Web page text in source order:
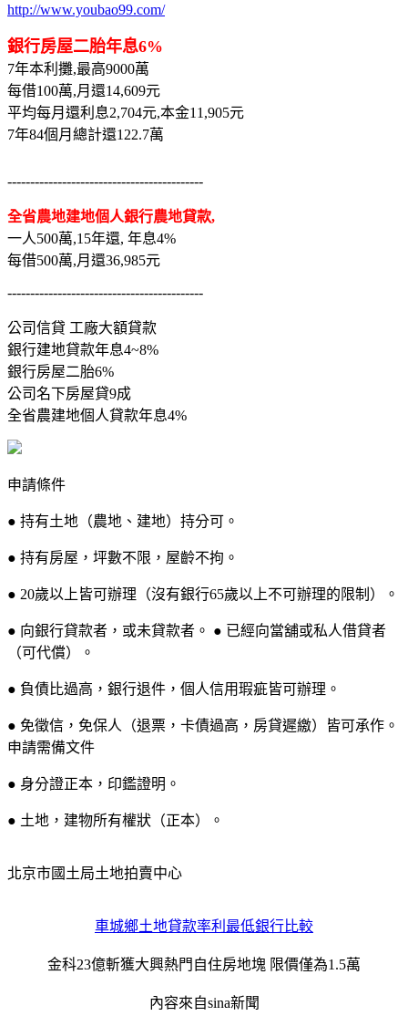
http://www.youbao99.com/
銀行房屋二胎年息6%
7年本利攤,最高9000萬
每借100萬,月還14,609元
平均每月還利息2,704元,本金11,905元
7年84個月總計還122.7萬
-------------------------------------------
全省農地建地個人銀行農地貸款,
一人500萬,15年還, 年息4%
每借500萬,月還36,985元
-------------------------------------------
公司信貸 工廠大額貸款
銀行建地貸款年息4~8%
銀行房屋二胎6%
公司名下房屋貸9成
全省農建地個人貸款年息4%
申請條件
● 持有土地（農地、建地）持分可。
● 持有房屋，坪數不限，屋齡不拘。
● 20歲以上皆可辦理（沒有銀行65歲以上不可辦理的限制）。
● 向銀行貸款者，或未貸款者。 ● 已經向當舖或私人借貸者
（可代償）。
● 負債比過高，銀行退件，個人信用瑕疵皆可辦理。
● 免徵信，免保人（退票，卡債過高，房貸遲繳）皆可承作。
申請需備文件
● 身分證正本，印鑑證明。
● 土地，建物所有權狀（正本）。
北京市國土局土地拍賣中心
車城鄉土地貸款率利最低銀行比較
金科23億斬獲大興熱門自住房地塊 限價僅為1.5萬
內容來自sina新聞